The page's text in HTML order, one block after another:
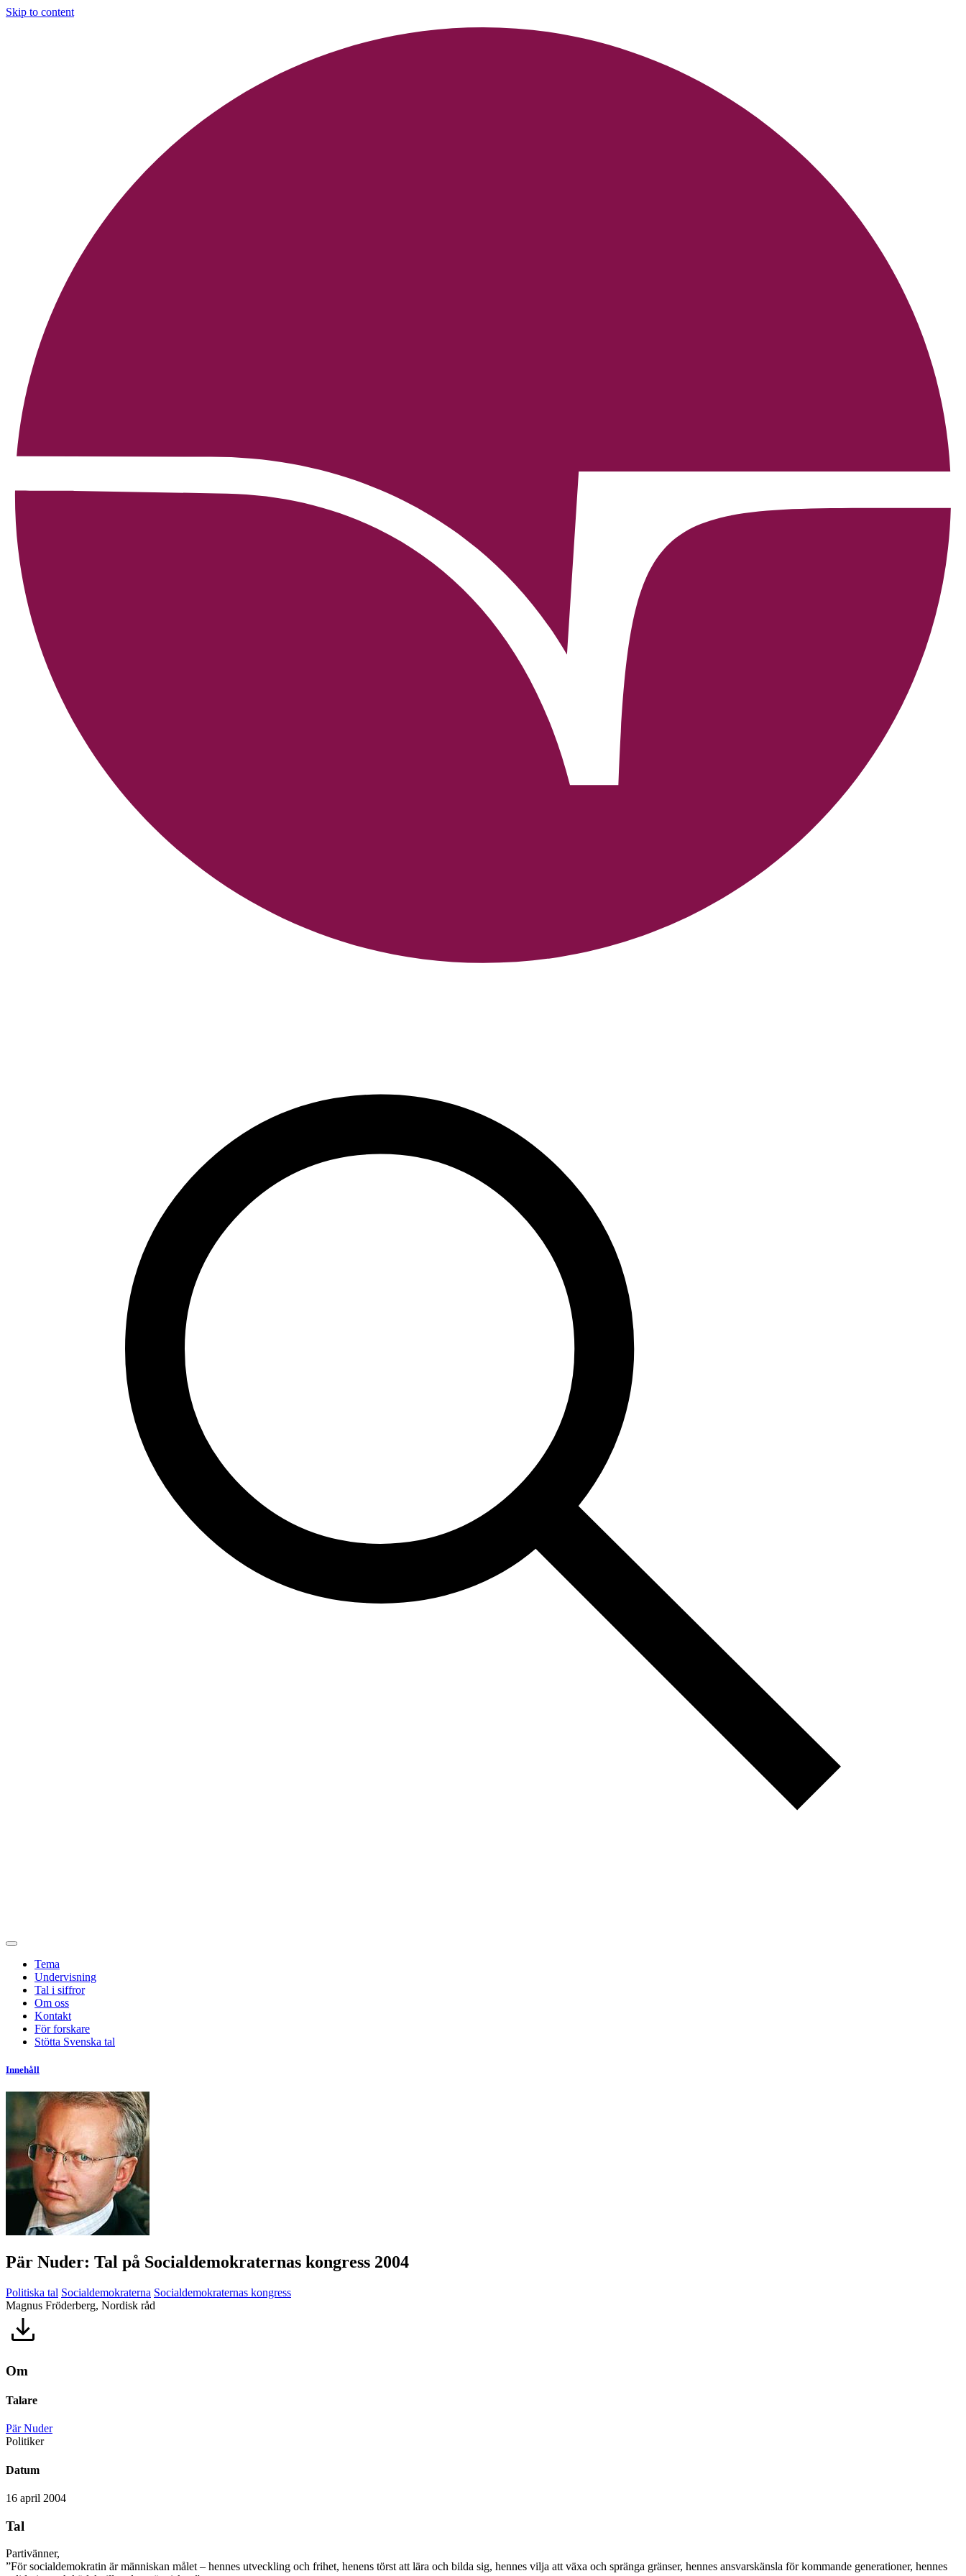
Skip to content
Tema
Undervisning
Tal i siffror
Om oss
Kontakt
För forskare
Stötta Svenska tal
Innehåll
Pär Nuder: Tal på Socialdemokraternas kongress 2004
Politiska tal Socialdemokraterna Socialdemokraternas kongress
Magnus Fröderberg, Nordisk råd
Om
Talare
Pär Nuder
Politiker
Datum
16 april 2004
Tal
Partivänner,
”För socialdemokratin är människan målet – hennes utveckling och frihet, henens törst att lära och bilda sig, hennes vilja att växa och spränga gränser, hennes ansvarskänsla för kommande generationer, hennes